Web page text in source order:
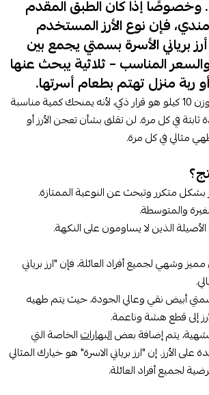
إذا كان الطبق المقدم
مندي، فإن نوع الأرز المستخدم
برياني الأسرة بسمتي يجمع بين
المناسب – ثلاثية يبحث عنها
منزل تهتم بطعام أسرتها.
اختيار أرز برياني الأسرة بوزن 10 كيلو هو قرار ذكي، لأنه يمنحك كمية مناسبة
في كل مرة. لن تقلق بشأن تعجن الأرز أو
مثالي في كل مرة.
بشكل متكرر وتبحث عن النوعية الممتازة.
والمتوسطة.
الذين لا يساومون على النكهة.
وشهي لجميع أفراد العائلة، فإن "ارز برياني
أبيض نقي وعالي الجودة، حيث يتم طهيه
إلى قطع هشة وناعمة.
يتم إضافة بعضالبهاراتالخاصة التي
الأرز. إن "ارز برياني الاسرة" هو خيارك المثالي
لجميع أفراد العائلة.